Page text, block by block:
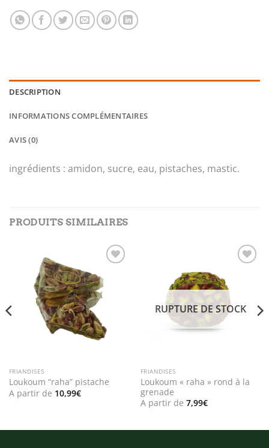
DESCRIPTION
INFORMATIONS COMPLÉMENTAIRES
AVIS (0)
ingrédients : amidon, sucre, eau, pistaches, mastic.
PRODUITS SIMILAIRES
wishlist
FRIANDISES
Loukoum “raha” pistache
A partir de 10,99€
RUPTURE DE STOCK
FRIANDISES
Loukoum « raha » rond à la
grenade
A partir de 7,99€